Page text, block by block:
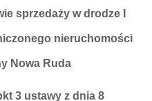
sprzedaży w drodze I
nieruchomości
Nowa Ruda
3 ustawy z dnia 8